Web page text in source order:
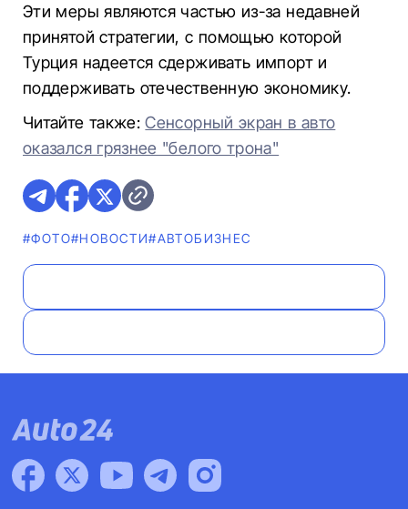
Эти меры являются частью из-за недавней
принятой стратегии, с помощью которой
Турция надеется сдерживать импорт и
поддерживать отечественную экономику.
Читайте также:Сенсорный экран в авто
оказался грязнее "белого трона"
#ФОТО#НОВОСТИ#AВТОБИЗНЕС